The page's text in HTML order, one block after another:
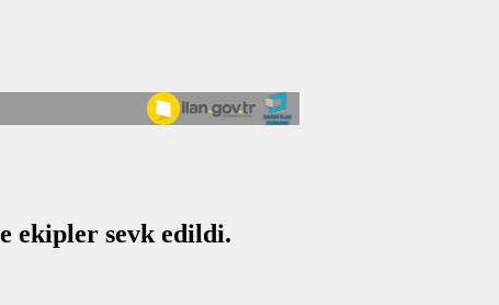
ekipler sevk edildi.